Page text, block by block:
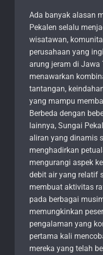
Ada banyak alasan
Pekalen selalu
wisatawan,
perusahaan yang
arung jeram di Jawa
menawarkan
tantangan,
yang mampu
Berbeda dengan
lainnya, Sungai
aliran yang dinamis
menghadirkan
mengurangi aspek
debit air yang relatif
membuat aktivitas
pada berbagai
memungkinkan
pengalaman yang
pertama kali
mereka yang telah